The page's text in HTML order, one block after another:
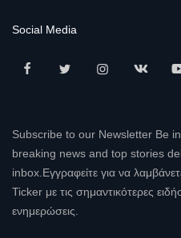
Social Media
Subscribe to our Newsletter Be
breaking news and top stories
inbox.Εγγραφείτε για να
Ticker με τις σημαντικότερες
ενημερώσεις.